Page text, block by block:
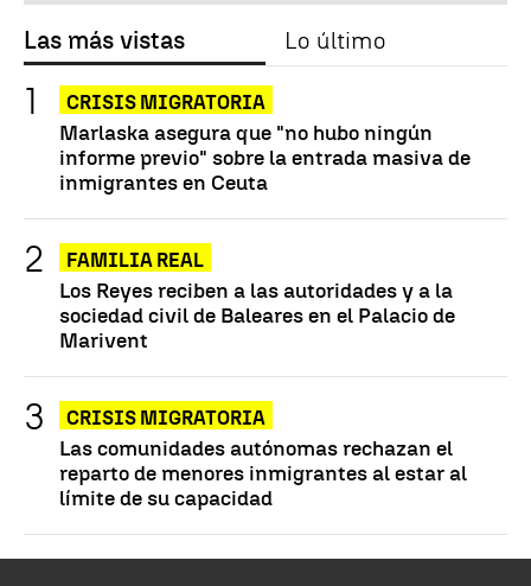
Las más vistas Lo último
CRISIS MIGRATORIA
Marlaska asegura que "no hubo ningún
informe previo" sobre la entrada masiva de
inmigrantes en Ceuta
FAMILIA REAL
Los Reyes reciben a las autoridades y a la
sociedad civil de Baleares en el Palacio de
Marivent
CRISIS MIGRATORIA
Las comunidades autónomas rechazan el
reparto de menores inmigrantes al estar al
límite de su capacidad